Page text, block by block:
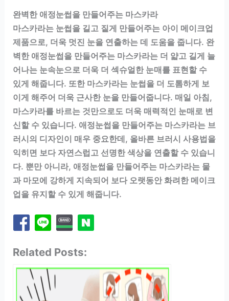
완벽한 애정눈썹을 만들어주는 마스카라
마스카라는 눈썹을 길고 짙게 만들어주는 아이 메이크업
제품으로, 더욱 멋진 눈을 연출하는 데 도움을 줍니다. 완
벽한 애정눈썹을 만들어주는 마스카라는 더 얇고 길게 늘
어나는 눈속눈으로 더욱 더 섹슈얼한 눈매를 표현할 수
있게 해줍니다. 또한 마스카라는 눈썹을 더 도톰하게 보
이게 해주어 더욱 근사한 눈을 만들어줍니다. 매일 아침,
마스카라를 바르는 것만으로도 더욱 매력적인 눈매로 변
신할 수 있습니다. 애정눈썹을 만들어주는 마스카라는 브
러시의 디자인이 매우 중요한데, 올바른 브러시 사용법을
익히면 보다 자연스럽고 선명한 색상을 연출할 수 있습니
다. 뿐만 아니라, 애정눈썹을 만들어주는 마스카라는 물
과 마모에 강하게 지속되어 보다 오랫동안 화려한 메이크
업을 유지할 수 있게 해줍니다.
Related Posts: